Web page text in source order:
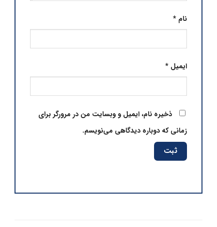
نام*
ایمیل*
ذخیره نام، ایمیل و وبسایت من در مرورگر برای
زمانی که دوباره دیدگاهی می‌نویسم.